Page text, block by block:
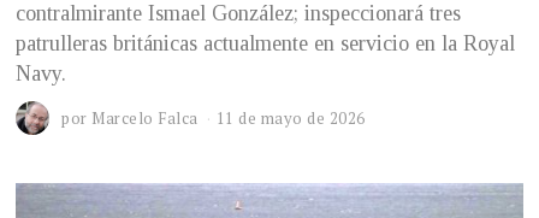
contralmirante Ismael González; inspeccionará tres
patrulleras británicas actualmente en servicio en la Royal
Navy.
por Marcelo Falca 11 de mayo de 2026